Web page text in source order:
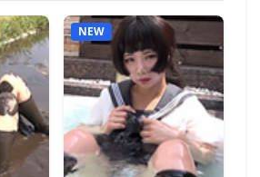
NEW